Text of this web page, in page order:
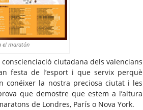
el maratón
ciutadana dels valencians
festa de l’esport i que servix perquè
conéixer la nostra preciosa ciutat i les
que demostre que estem a l’altura
de Londres, París o Nova York.